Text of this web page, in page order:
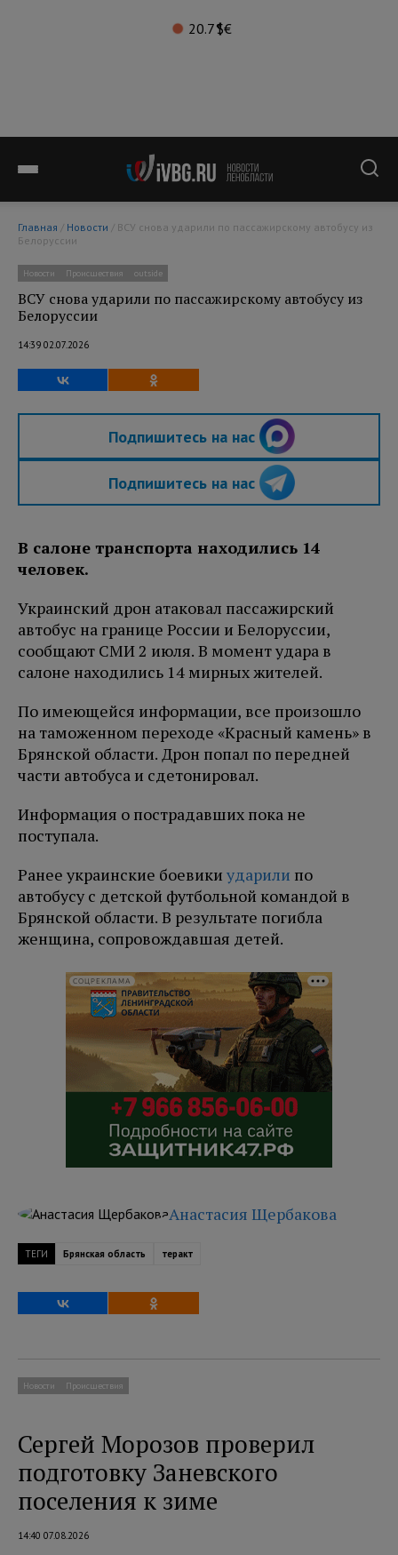
20.7°$€
Главная / Новости
Белоруссии
Новости Происшествия outside
ВСУ снова ударили по пассажирскому автобусу из
Белоруссии
14:39 02.07.2026
Подпишитесь на нас
Подпишитесь на нас
В салоне транспорта находились 14
человек.
Украинский дрон атаковал пассажирский
автобус на границе России и Белоруссии,
сообщают СМИ 2 июля. В момент удара в
салоне находились 14 мирных жителей.
По имеющейся информации, все произошло
на таможенном переходе «Красный камень» в
Брянской области. Дрон попал по передней
части автобуса и сдетонировал.
Информация о пострадавших пока не
поступала.
Ранее украинские боевики ударили по
автобусу с детской футбольной командой в
Брянской области. В результате погибла
женщина, сопровождавшая детей.
СОЦРЕКЛАМА
Анастасия Щербакова
ТЕГИ Брянская область теракт
Новости Происшествия
Сергей Морозов проверил
подготовку Заневского
поселения к зиме
14:40 07.08.2026